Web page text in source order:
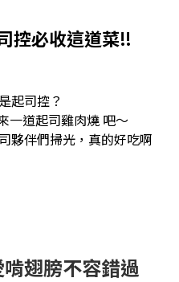
控必收這道菜‼️
起司控？
一道起司雞肉燒 吧～
夥伴們掃光，真的好吃啊
啃翅膀不容錯過